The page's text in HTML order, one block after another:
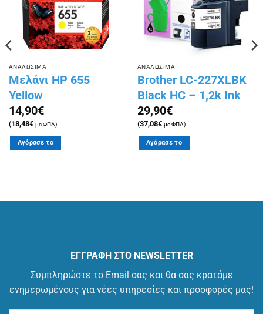
ΑΝΑΛΩΣΙΜΑ
Μελάνι HP 655
Yellow
14,90€
(18,48€ με ΦΠΑ)
Αγόρασε το
ΑΝΑΛΩΣΙΜΑ
Brother LC-227XLBK
Black HC – 1,2k Ink
29,90€
(37,08€ με ΦΠΑ)
Αγόρασε το
ΕΓΓΡΑΦΗ ΣΤΟ NEWSLETTER
Συμπληρώστε το Email σας και θα σας κρατάμε
ενημερωμένους για νέες υπηρεσίες και προσφορές μας!